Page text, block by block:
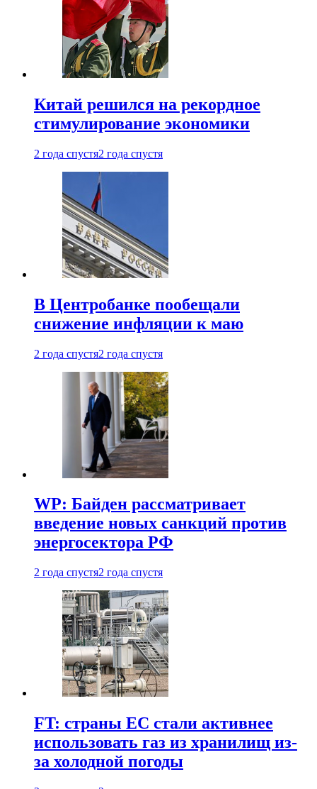
Китай решился на рекордное
стимулирование экономики
2 года спустя2 года спустя
В Центробанке пообещали
снижение инфляции к маю
2 года спустя2 года спустя
WP: Байден рассматривает
введение новых санкций против
энергосектора РФ
2 года спустя2 года спустя
FT: страны ЕС стали активнее
использовать газ из хранилищ из-
за холодной погоды